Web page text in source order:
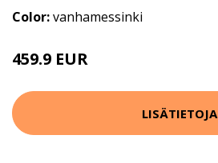
Color:vanhamessinki
459.9 EUR
LISÄTIETOJA